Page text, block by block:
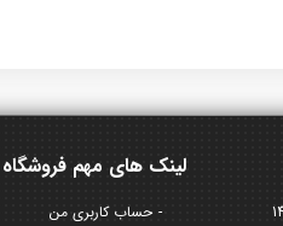
لینک های مهم فروشگاه
حساب کاربری من